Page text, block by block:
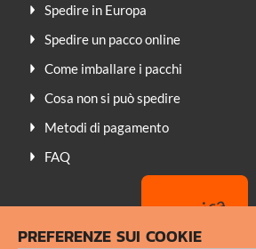
Spedire in Europa
Spedire un pacco online
Come imballare i pacchi
Cosa non si può spedire
Metodi di pagamento
FAQ
PREFERENZE SUI COOKIE